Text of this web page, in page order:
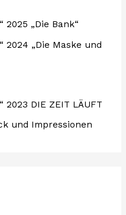
„Die Bank“
2024 „Die Maske und
DIE ZEIT LÄUFT
und Impressionen